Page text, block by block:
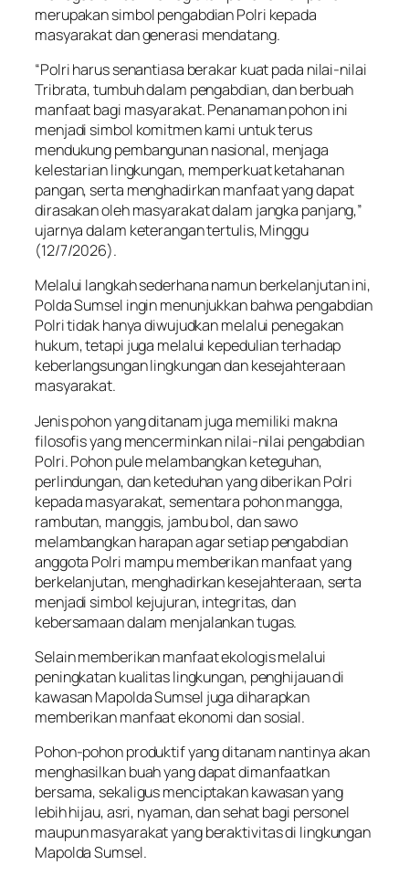
merupakan simbol pengabdian Polri kepada
masyarakat dan generasi mendatang.
“Polri harus senantiasa berakar kuat pada nilai-nilai
Tribrata, tumbuh dalam pengabdian, dan berbuah
manfaat bagi masyarakat. Penanaman pohon ini
menjadi simbol komitmen kami untuk terus
mendukung pembangunan nasional, menjaga
kelestarian lingkungan, memperkuat ketahanan
pangan, serta menghadirkan manfaat yang dapat
dirasakan oleh masyarakat dalam jangka panjang,”
ujarnya dalam keterangan tertulis, Minggu
(12/7/2026).
Melalui langkah sederhana namun berkelanjutan ini,
Polda Sumsel ingin menunjukkan bahwa pengabdian
Polri tidak hanya diwujudkan melalui penegakan
hukum, tetapi juga melalui kepedulian terhadap
keberlangsungan lingkungan dan kesejahteraan
masyarakat.
Jenis pohon yang ditanam juga memiliki makna
filosofis yang mencerminkan nilai-nilai pengabdian
Polri. Pohon pule melambangkan keteguhan,
perlindungan, dan keteduhan yang diberikan Polri
kepada masyarakat, sementara pohon mangga,
rambutan, manggis, jambu bol, dan sawo
melambangkan harapan agar setiap pengabdian
anggota Polri mampu memberikan manfaat yang
berkelanjutan, menghadirkan kesejahteraan, serta
menjadi simbol kejujuran, integritas, dan
kebersamaan dalam menjalankan tugas.
Selain memberikan manfaat ekologis melalui
peningkatan kualitas lingkungan, penghijauan di
kawasan Mapolda Sumsel juga diharapkan
memberikan manfaat ekonomi dan sosial.
Pohon-pohon produktif yang ditanam nantinya akan
menghasilkan buah yang dapat dimanfaatkan
bersama, sekaligus menciptakan kawasan yang
lebih hijau, asri, nyaman, dan sehat bagi personel
maupun masyarakat yang beraktivitas di lingkungan
Mapolda Sumsel.